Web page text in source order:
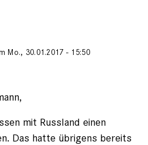
Mo., 30.01.2017 - 15:50
mit Russland einen
Das hatte übrigens bereits